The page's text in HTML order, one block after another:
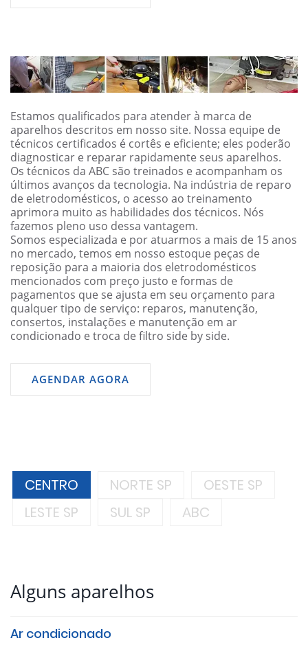
Estamos qualificados para atender à marca de
aparelhos descritos em nosso site. Nossa equipe de
técnicos certificados é cortês e eficiente; eles poderão
diagnosticar e reparar rapidamente seus aparelhos.
Os técnicos da ABC são treinados e acompanham os
últimos avanços da tecnologia. Na indústria de reparo
de eletrodomésticos, o acesso ao treinamento
aprimora muito as habilidades dos técnicos. Nós
fazemos pleno uso dessa vantagem.
Somos especializada e por atuarmos a mais de 15 anos
no mercado, temos em nosso estoque peças de
reposição para a maioria dos eletrodomésticos
mencionados com preço justo e formas de
pagamentos que se ajusta em seu orçamento para
qualquer tipo de serviço: reparos, manutenção,
consertos, instalações e manutenção em ar
condicionado e troca de filtro side by side.
AGENDAR AGORA
CENTRO NORTE SP
OESTE SP
LESTE SP
SUL SP ABC
Alguns aparelhos
Ar condicionado